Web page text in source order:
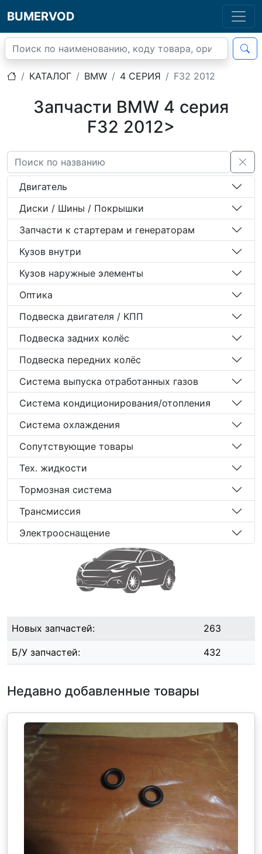
BUMERVOD
КАТАЛОГ BMW 4 СЕРИЯ F32 2012
Запчасти BMW 4 серия
F32 2012>
Двигатель
Диски / Шины / Покрышки
Запчасти к стартерам и генераторам
Кузов внутри
Кузов наружные элементы
Оптика
Подвеска двигателя / КПП
Подвеска задних колёс
Подвеска передних колёс
Система выпуска отработанных газов
Система кондиционирования/отопления
Система охлаждения
Сопутствующие товары
Тех. жидкости
Тормозная система
Трансмиссия
Электрооснащение
Новых запчастей: 263
Б/У запчастей: 432
Недавно добавленные товары